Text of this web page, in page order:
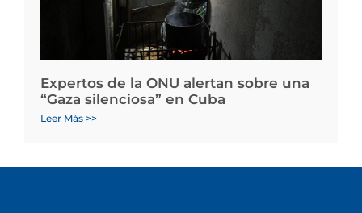
Expertos de la ONU alertan sobre una
“Gaza silenciosa” en Cuba
Leer Más >>